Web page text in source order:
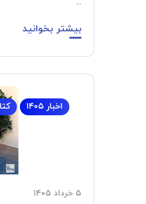
بیشتر بخوانید
اخبار ۱۴۰۵
۵ خرداد ۱۴۰۵